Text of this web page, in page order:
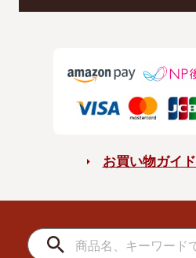
お買い物ガイ